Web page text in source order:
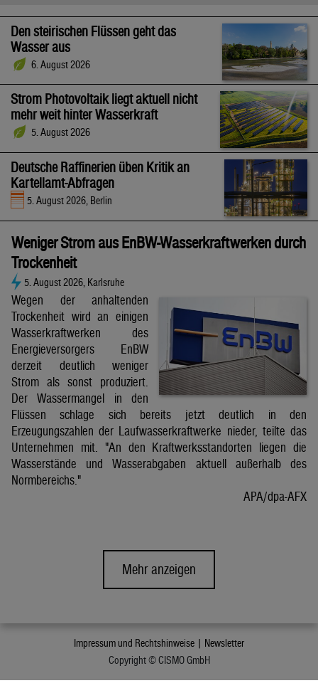
Den steirischen Flüssen geht das
Wasser aus
6. August 2026
Strom Photovoltaik liegt aktuell nicht
mehr weit hinter Wasserkraft
5. August 2026
Deutsche Raffinerien üben Kritik an
Kartellamt-Abfragen
5. August 2026, Berlin
Weniger Strom aus EnBW-Wasserkraftwerken durch
Trockenheit
5. August 2026, Karlsruhe
Wegen der anhaltenden
Trockenheit wird an einigen
Wasserkraftwerken des
Energieversorgers EnBW
derzeit deutlich weniger
Strom als sonst produziert.
Der Wassermangel in den
Flüssen schlage sich bereits jetzt deutlich in den
Erzeugungszahlen der Laufwasserkraftwerke nieder, teilte das
Unternehmen mit. "An den Kraftwerksstandorten liegen die
Wasserstände und Wasserabgaben aktuell außerhalb des
Normbereichs."
APA/dpa-AFX
Mehr anzeigen
Impressum und Rechtshinweise | Newsletter
Copyright © CISMO GmbH